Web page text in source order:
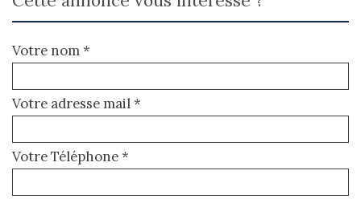
Votre nom *
Votre adresse mail *
Votre Téléphone *